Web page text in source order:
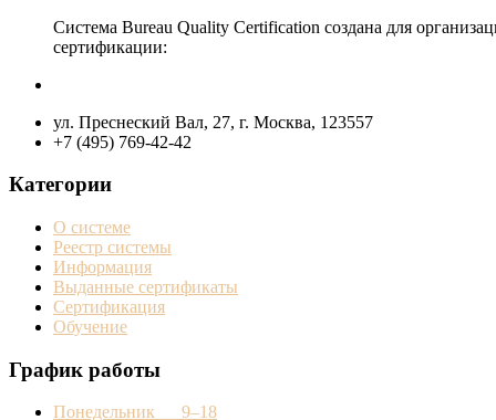
Система Bureau Quality Certification создана для
сертификации:
ул. Преснеский Вал, 27, г. Москва, 123557
+7 (495) 769-42-42
Категории
О системе
Реестр системы
Информация
Выданные сертификаты
Сертификация
Обучение
График работы
Понедельник 9–18